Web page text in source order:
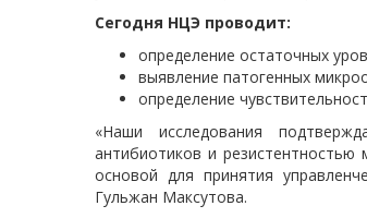
Сегодня НЦЭ проводит:
определение остаточных
выявление патогенных
определение
«Наши исследования
антибиотиков и
основой для принятия
Гульжан Максутова.